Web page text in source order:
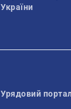
України
Урядовий